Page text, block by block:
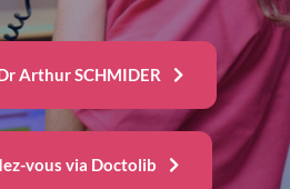
Arthur SCHMIDER
vous via Doctolib